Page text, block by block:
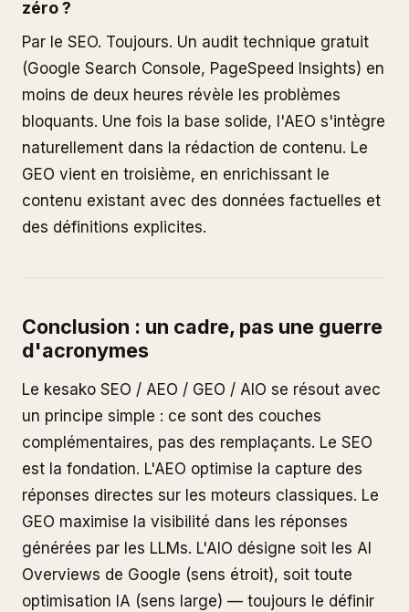
zéro ?
Par le SEO. Toujours. Un audit technique gratuit
(Google Search Console, PageSpeed Insights) en
moins de deux heures révèle les problèmes
bloquants. Une fois la base solide, l'AEO s'intègre
naturellement dans la rédaction de contenu. Le
GEO vient en troisième, en enrichissant le
contenu existant avec des données factuelles et
des définitions explicites.
Conclusion : un cadre, pas une guerre
d'acronymes
Le kesako SEO / AEO / GEO / AIO se résout avec
un principe simple : ce sont des couches
complémentaires, pas des remplaçants. Le SEO
est la fondation. L'AEO optimise la capture des
réponses directes sur les moteurs classiques. Le
GEO maximise la visibilité dans les réponses
générées par les LLMs. L'AIO désigne soit les AI
Overviews de Google (sens étroit), soit toute
optimisation IA (sens large) — toujours le définir